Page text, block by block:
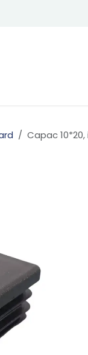
Capac